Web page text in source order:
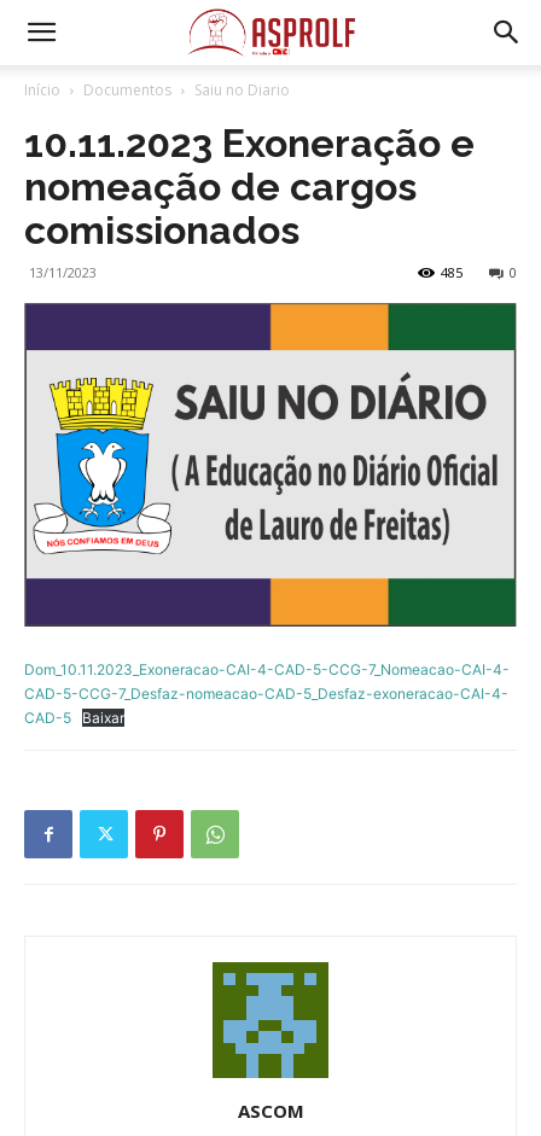
Início Documentos Saiu no Diario
10.11.2023 Exoneração e
nomeação de cargos
comissionados
13/11/2023 0
485
Dom_10.11.2023_Exoneracao-CAI-4-CAD-5-CCG-7_Nomeacao-CAI-4-
CAD-5-CCG-7_Desfaz-nomeacao-CAD-5_Desfaz-exoneracao-CAI-4-
CAD-5
Baixar
ASCOM